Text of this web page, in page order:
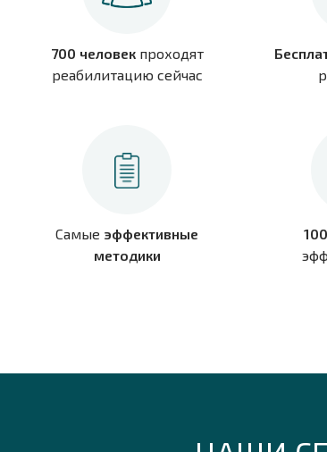
700 человекпроходят
реабилитацию сейчас
Самые эффективные
методики